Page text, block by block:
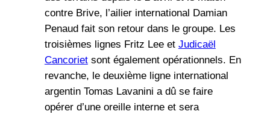
contre Brive, l’ailier international Damian
Penaud fait son retour dans le groupe. Les
troisièmes lignes Fritz Lee et Judicaël
Cancorietsont également opérationnels. En
revanche, le deuxième ligne international
argentin Tomas Lavanini a dû se faire
opérer d’une oreille interne et sera